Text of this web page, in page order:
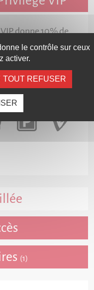
donne 10% de
(1)
le contrôle sur ceux
activer.
TOUT REFUSER